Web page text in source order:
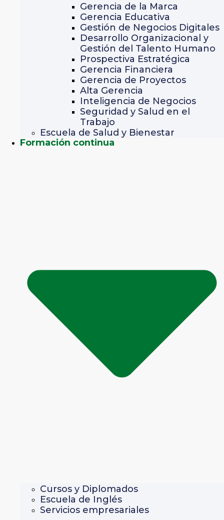
Gerencia de la Marca
Gerencia Educativa
Gestión de Negocios Digitales
Desarrollo Organizacional y
Gestión del Talento Humano
Prospectiva Estratégica
Gerencia Financiera
Gerencia de Proyectos
Alta Gerencia
Inteligencia de Negocios
Seguridad y Salud en el
Trabajo
Escuela de Salud y Bienestar
Formación continua
Cursos y Diplomados
Escuela de Inglés
Servicios empresariales